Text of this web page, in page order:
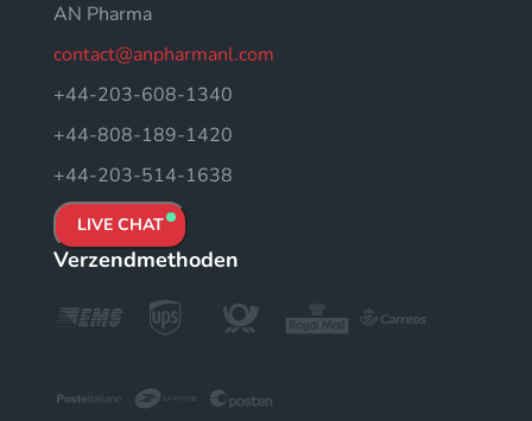
AN Pharma
contact@anpharmanl.com
+44-203-608-1340
+44-808-189-1420
+44-203-514-1638
LIVE CHAT
Verzendmethoden